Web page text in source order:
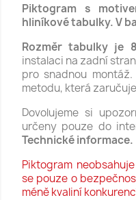
Piktogram s
hliníkové tabulky. V
Rozměr tabulky je
instalaci na zadní
pro snadnou
metodu, která
Dovolujeme si
určeny pouze do
Technické informace.
Piktogram
se pouze o
méně kvaliní